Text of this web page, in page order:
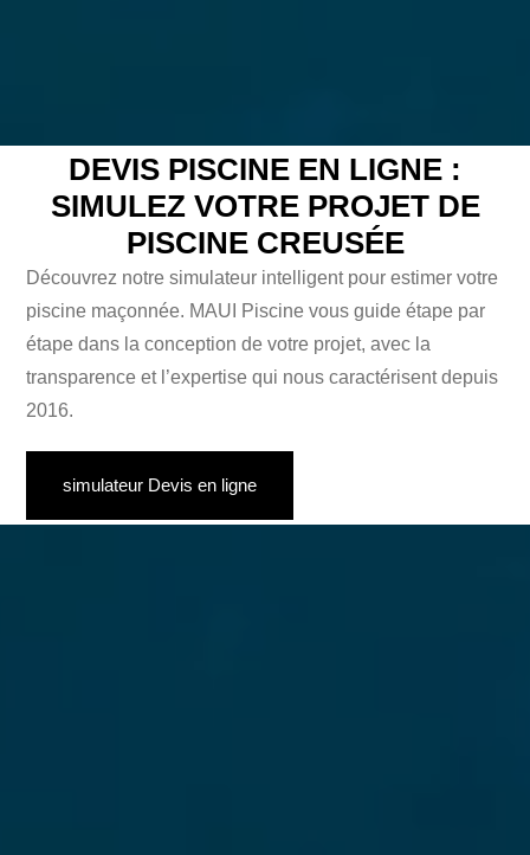
DEVIS PISCINE EN LIGNE :
SIMULEZ VOTRE PROJET DE
PISCINE CREUSÉE
Découvrez notre simulateur intelligent pour estimer votre
piscine maçonnée. MAUI Piscine vous guide étape par
étape dans la conception de votre projet, avec la
transparence et l’expertise qui nous caractérisent depuis
2016.
simulateur Devis en ligne